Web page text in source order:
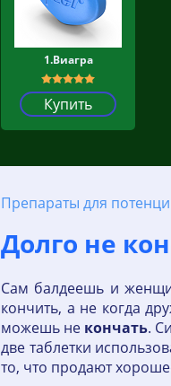
1.Виагра
Купить
Препараты для
Долго не
Сам балдеешь и
кончить, а не когда
можешь не кончать.
две таблетки
то, что продают